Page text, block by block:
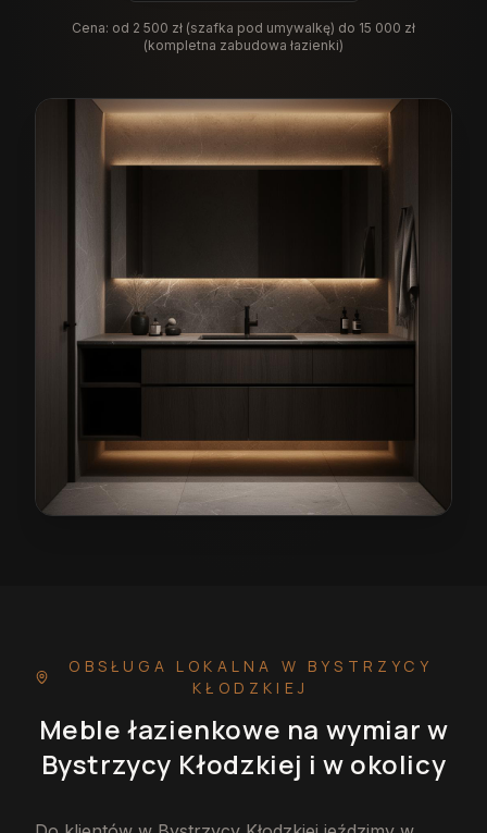
Cena: od 2 500 zł (szafka pod umywalkę) do 15 000 zł
(kompletna zabudowa łazienki)
OBSŁUGA LOKALNA W BYSTRZYCY
KŁODZKIEJ
Meble łazienkowe na wymiar w
Bystrzycy Kłodzkiej i w okolicy